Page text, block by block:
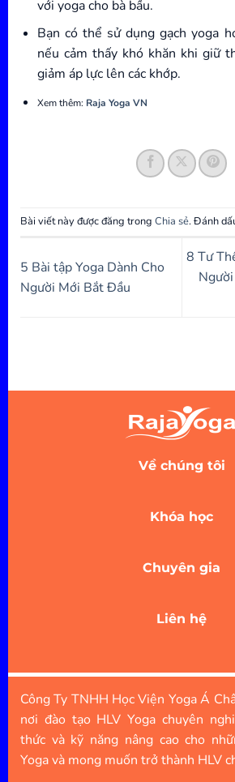
với yoga cho bà bầu.
Bạn có thể sử dụng gạch yoga
nếu cảm thấy khó khăn khi giữ
giảm áp lực lên các khớp.
Xem thêm: Raja Yoga VN
Bài viết này được đăng trong Chia sẻ. Đánh
5 Bài tập Yoga Dành Cho
Người Mới Bắt Đầu
8 Tư
Về chúng tôi
Khóa học
Chuyên gia
Liên hệ
Công Ty TNHH Học Viện Yoga Á
nơi đào tạo HLV Yoga chuyên
thức và kỹ năng nâng cao cho
Yoga và mong muốn trở thành HLV